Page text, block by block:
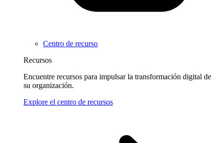
Centro de recurso
Recursos
Encuentre recursos para impulsar la transformación digital de
su organización.
Explore el centro de recursos